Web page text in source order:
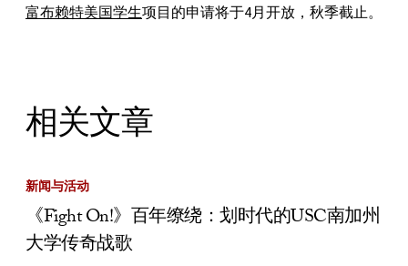
富布赖特美国学生项目的申请将于4月开放，秋季截止。
相关文章
新闻与活动
《Fight On!》百年缭绕：划时代的USC南加州
大学传奇战歌